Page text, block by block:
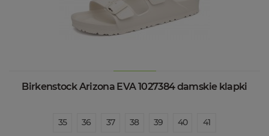
Birkenstock Arizona EVA 1027384 damskie klapki
35 36 37 38 39 40 41